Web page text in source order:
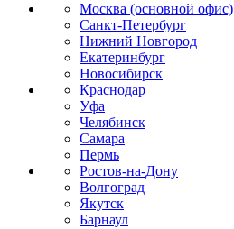
Москва (основной офис)
Санкт-Петербург
Нижний Новгород
Екатеринбург
Новосибирск
Краснодар
Уфа
Челябинск
Самара
Пермь
Ростов-на-Дону
Волгоград
Якутск
Барнаул